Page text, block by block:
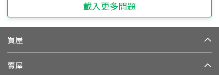
載入更多問題
買屋
賣屋